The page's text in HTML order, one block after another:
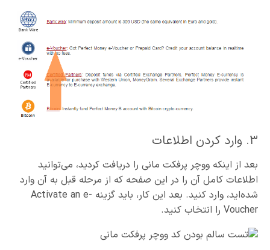
۳. وارد کردن اطلاعات
بعد از اینکه ووچر پرفکت مانی را دریافت کردید، می‌توانید
اطلاعات کامل آن را در این صفحه که از مرحله قبل به آن وارد
شده‌اید، وارد کنید. بعد این کار، باید گزینه Activate an e-
Voucher را انتخاب کنید.